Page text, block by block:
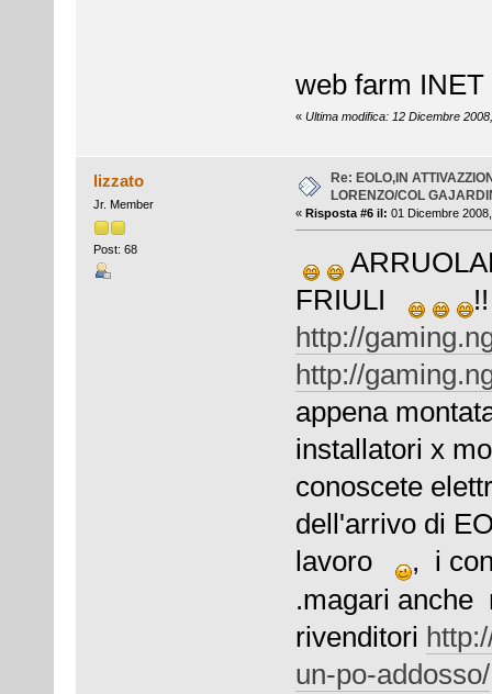
web farm
« Ultima modifica: 12 Dicembre
lizzato
Jr. Member
Post: 68
Re: EOLO,IN
LORENZO/COL
« Risposta #6 il: 01 Dicembre
FRIULI
http://
http://
appena
installatori x
conoscete
dell'arrivo di
lavoro
, i
.magari anche
rivenditori
un-po-addosso/